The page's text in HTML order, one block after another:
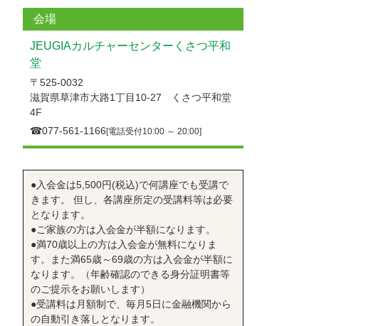
会場
JEUGIAカルチャーセンターくさつ平和
堂
〒525-0032
滋賀県草津市大路1丁目10-27 くさつ平和堂
4F
☎︎077-561-1166 [電話受付10:00 ～ 20:00]
●入会金は5,500円(税込)で何講座でも受講で
きます。 但し、各講座所定の受講料等は必要
となります。
●ご家族の方は入会金が半額になります。
●満70歳以上の方は入会金が無料になりま
す。また満65歳～69歳の方は入会金が半額に
なります。（年齢確認のできる身分証明書等
のご提示をお願いします）
●受講料は月額制で、毎月5日に金融機関から
の自動引き落しとなります。